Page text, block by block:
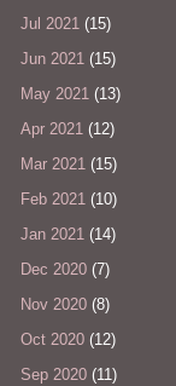
Jul 2021 (15)
Jun 2021 (15)
May 2021 (13)
Apr 2021 (12)
Mar 2021 (15)
Feb 2021 (10)
Jan 2021 (14)
Dec 2020 (7)
Nov 2020 (8)
Oct 2020 (12)
Sep 2020 (11)